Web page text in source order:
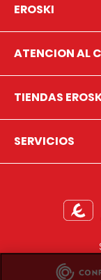
EROSKI
ATENCION AL
TIENDAS
SERVICIOS